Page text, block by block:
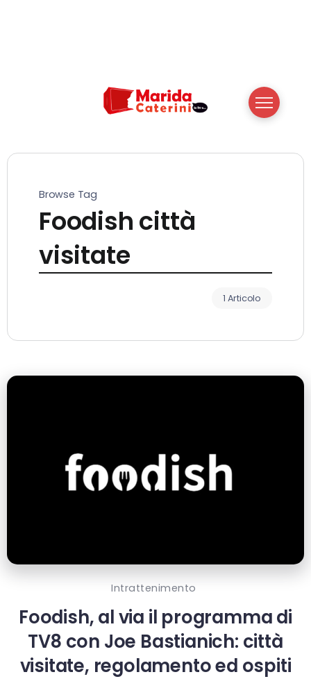
Browse Tag
Foodish città
visitate
1 Articolo
Intrattenimento
Foodish, al via il programma di
TV8 con Joe Bastianich: città
visitate, regolamento ed ospiti